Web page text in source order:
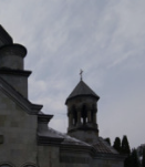
“Вино. Крим
воно все